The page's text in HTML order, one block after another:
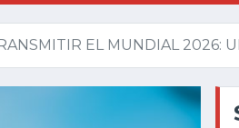
EL MUNDIAL 2026: